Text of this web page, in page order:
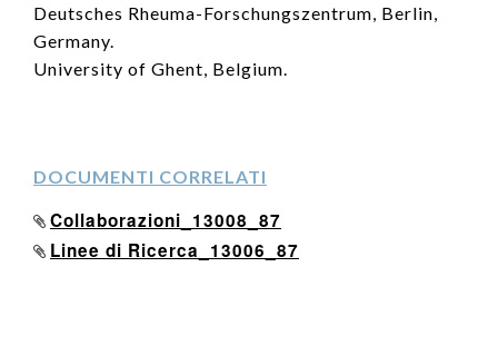
Deutsches Rheuma-Forschungszentrum, Berlin,
Germany.
University of Ghent, Belgium.
DOCUMENTI CORRELATI
Collaborazioni_13008_87
Linee di Ricerca_13006_87